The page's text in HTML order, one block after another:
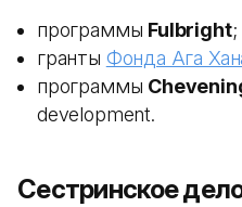
программы Fulbright;
гранты Фонда Ага
программы
development.
Сестринское